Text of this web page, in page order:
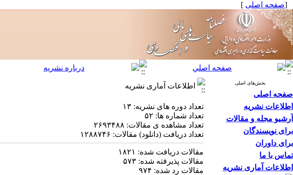
[صفحه اصلی ]
بخش‌های اصلی
صفحه اصلی
اطلاعات نشریه
آرشیو مجله و مقالات
برای نویسندگان
برای داوران
تماس با ما
اطلاعات آماری نشریه
اطلاعات آماری نشریه
تعداد دوره های نشریه: ۱۳
تعداد شماره ها: ۵۲
تعداد مشاهده ی مقالات: ۲۶۹۳۴۸۸
تعداد دریافت (دانلود) مقالات: ۱۲۸۸۷۴۶
مقالات دریافت شده: ۱۸۲۱
مقالات پذیرفته شده: ۵۷۳
مقالات رد شده: ۹۷۴